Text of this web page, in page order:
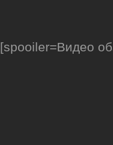
[spooiler=Видео